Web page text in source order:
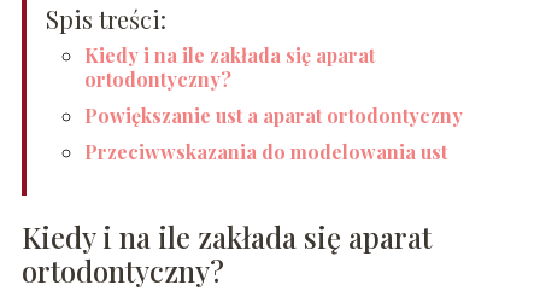
Spis treści:
Kiedy i na ile zakłada się aparat
ortodontyczny?
Powiększanie ust a aparat ortodontyczny
Przeciwwskazania do modelowania ust
Kiedy i na ile zakłada się aparat
ortodontyczny?